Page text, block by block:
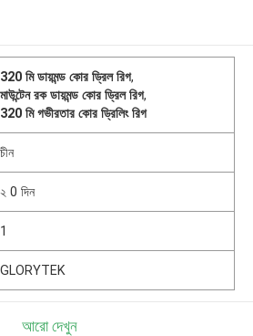
320 মি ডায়মন্ড কোর ড্রিল রিগ,
মাউন্টেন রক ডায়মন্ড কোর ড্রিল রিগ,
320 মি গভীরতার কোর ড্রিলিং রিগ
চীন
২ 0 দিন
1
GLORYTEK
আরো দেখুন